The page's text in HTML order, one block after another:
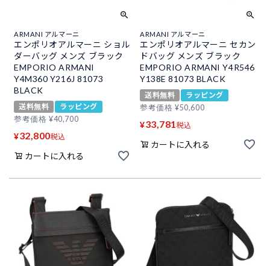
ARMANI アルマーニ
エンポリオアルマーニ ショル
ダーバッグ メンズ ブラック
EMPORIO ARMANI
Y4M360 Y216J 81073
BLACK
送料無料
ラッピング
参考価格 ¥40,700
¥32,800税込
カートに入れる
ARMANI アルマーニ
エンポリオアルマーニ セカン
ドバッグ メンズ ブラック
EMPORIO ARMANI Y4R546
Y138E 81073 BLACK
送料無料
ラッピング
参考価格 ¥50,600
¥33,781 税込
カートに入れる